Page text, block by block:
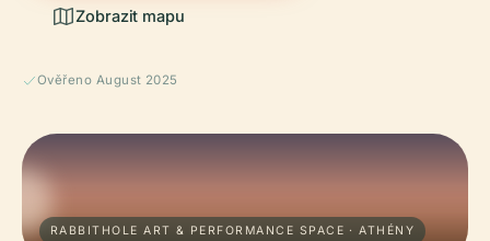
Zobrazit mapu
Ověřeno August 2025
RABBITHOLE ART & PERFORMANCE SPACE · ATHÉNY